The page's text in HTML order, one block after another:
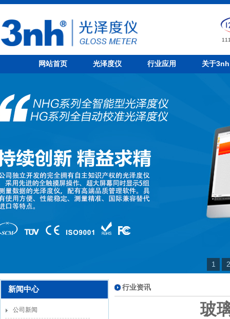
网站首页 光泽度仪 行业应用 关于3nh
1 2
新闻中心
公司新闻
行业资讯
玻